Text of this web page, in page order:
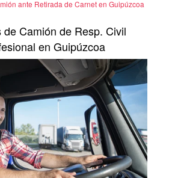
ante Retirada de Carnet en Guipúzcoa
de Camión de Resp. Civil
en Guipúzcoa